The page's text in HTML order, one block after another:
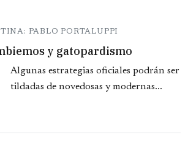
PABLO PORTALUPPI
y gatopardismo
Algunas estrategias oficiales podrán ser
tildadas de novedosas y modernas...